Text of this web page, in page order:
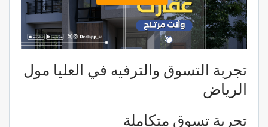
تجربة التسوق والترفيه في العليا مول
الرياض
تجربة تسوق متكاملة